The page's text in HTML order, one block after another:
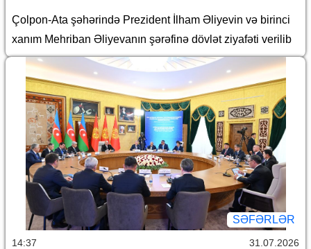
Çolpon-Ata şəhərində Prezident İlham Əliyevin və birinci
xanım Mehriban Əliyevanın şərəfinə dövlət ziyafəti verilib
SƏFƏRLƏR
14:37 31.07.2026